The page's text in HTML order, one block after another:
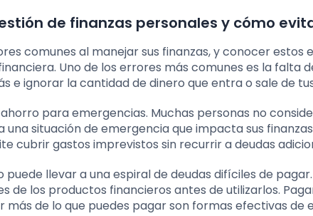
de finanzas personales y cómo
comunes al manejar sus finanzas, y conocer estos
Uno de los errores más comunes es la falta
e ignorar la cantidad de dinero que entra o sale de
para emergencias. Muchas personas no
situación de emergencia que impacta sus
cubrir gastos imprevistos sin recurrir a deudas
puede llevar a una espiral de deudas difíciles de
de los productos financieros antes de utilizarlos.
más de lo que puedes pagar son formas efectivas de